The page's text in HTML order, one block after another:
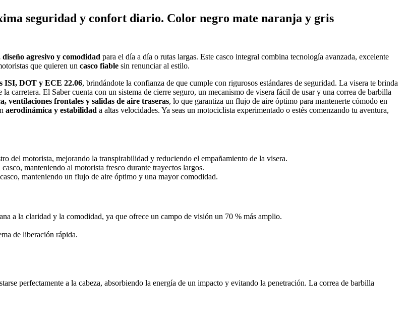
seguridad y confort diario. Color negro mate naranja y gris
agresivo y comodidad para el día a día o rutas largas. Este casco integral combina tecnología avanzada, excelente
que quieren un casco fiable sin renunciar al estilo.
ISI, DOT y ECE 22.06, brindándote la confianza de que cumple con rigurosos estándares de seguridad. La visera te brinda
carretera. El Saber cuenta con un sistema de cierre seguro, un mecanismo de visera fácil de usar y una correa de barbilla
ventilaciones frontales y salidas de aire traseras, lo que garantiza un flujo de aire óptimo para mantenerte cómodo en
aerodinámica y estabilidad a altas velocidades. Ya seas un motociclista experimentado o estés comenzando tu aventura,
del motorista, mejorando la transpirabilidad y reduciendo el empañamiento de la visera.
manteniendo al motorista fresco durante trayectos largos.
manteniendo un flujo de aire óptimo y una mayor comodidad.
a la claridad y la comodidad, ya que ofrece un campo de visión un 70 % más amplio.
de liberación rápida.
perfectamente a la cabeza, absorbiendo la energía de un impacto y evitando la penetración. La correa de barbilla